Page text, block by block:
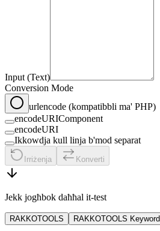
Input (Text)
Conversion Mode
urlencode (kompatibbli ma' PHP)
encodeURIComponent
encodeURI
Ikkowdja kull linja b'mod separat
Irriżenja Konverti
Jekk jogħbok daħħal it-test
RAKKOTOOLS RAKKOTOOLS Keyword